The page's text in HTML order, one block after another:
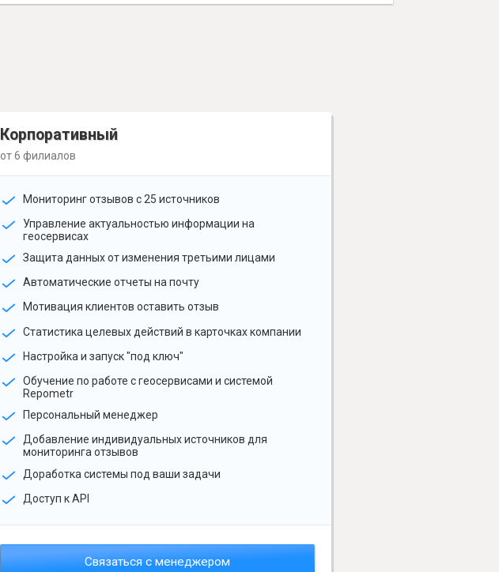
Корпоративный
от 6 филиалов
Мониторинг отзывов с 25 источников
Управление актуальностью информации на
геосервисах
Защита данных от изменения третьими лицами
Автоматические отчеты на почту
Мотивация клиентов оставить отзыв
Статистика целевых действий в карточках компании
Настройка и запуск "под ключ"
Обучение по работе с геосервисами и системой
Repometr
Персональный менеджер
Добавление индивидуальных источников для
мониторинга отзывов
Доработка системы под ваши задачи
Доступ к API
Связаться с менеджером